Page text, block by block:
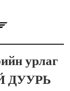
урлаг
ДУУРЬ